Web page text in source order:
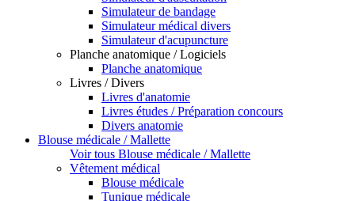
Simulateur de bandage
Simulateur médical divers
Simulateur d'acupuncture
Planche anatomique / Logiciels
Planche anatomique
Livres / Divers
Livres d'anatomie
Livres études / Préparation concours
Divers anatomie
Blouse médicale / Mallette
Voir tous Blouse médicale / Mallette
Vêtement médical
Blouse médicale
Tunique médicale